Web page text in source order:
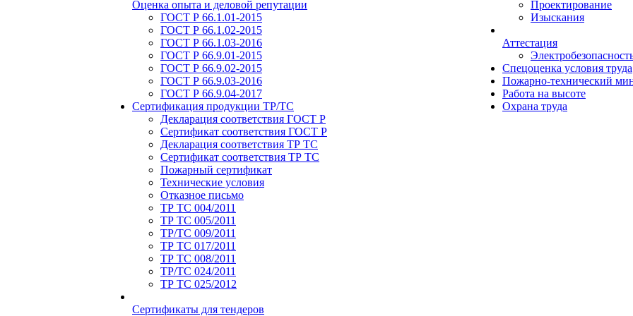
Оценка опыта и деловой репутации
ГОСТ Р 66.1.01-2015
ГОСТ Р 66.1.02-2015
ГОСТ Р 66.1.03-2016
ГОСТ Р 66.9.01-2015
ГОСТ Р 66.9.02-2015
ГОСТ Р 66.9.03-2016
ГОСТ Р 66.9.04-2017
Сертификация продукции ТР/ТС
Декларация соответствия ГОСТ Р
Сертификат соответствия ГОСТ Р
Декларация соответствия ТР ТС
Сертификат соответствия ТР ТС
Пожарный сертификат
Технические условия
Отказное письмо
ТР ТС 004/2011
ТР ТС 005/2011
ТР/ТС 009/2011
ТР ТС 017/2011
ТР ТС 008/2011
ТР/ТС 024/2011
ТР ТС 025/2012
Сертификаты для тендеров
Проектирование
Изыскания
Аттестация
Спецоценка условия труда
Пожарно-технический
Работа на высоте
Охрана труда